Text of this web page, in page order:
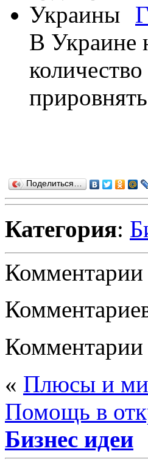
В Украине
Поделиться…
Категория:
Комментарии
« Плюсы и
Помощь в
Бизнес идеи